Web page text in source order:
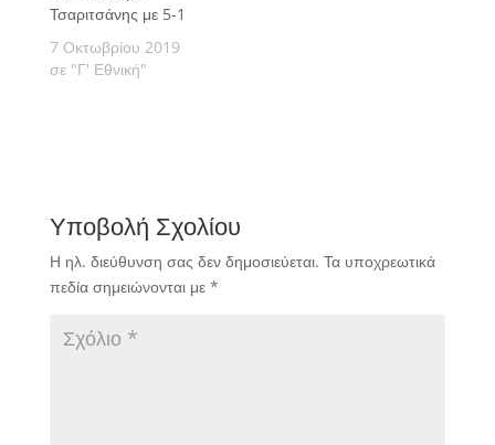
Τσαριτσάνης με 5-1
7 Οκτωβρίου 2019
σε "Γ' Εθνική"
Υποβολή Σχολίου
Η ηλ. διεύθυνση σας δεν δημοσιεύεται. Τα υποχρεωτικά
πεδία σημειώνονται με *